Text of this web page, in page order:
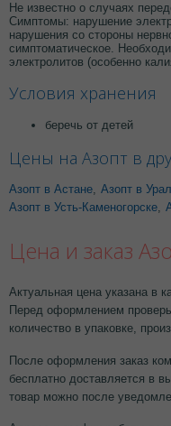
Не известно о случаях
Симптомы: нарушение
нарушения со стороны
симптоматическое.
электролитов (особенно
Условия хранения
беречь от детей
Цены на Азопт в
Азопт в Астане, Азопт в
Азопт в Усть-Каменогорске,
Цена и заказ
Актуальная цена указана в
Перед оформлением
количество в упаковке,
После оформления заказ
бесплатно доставляется в
товар можно после